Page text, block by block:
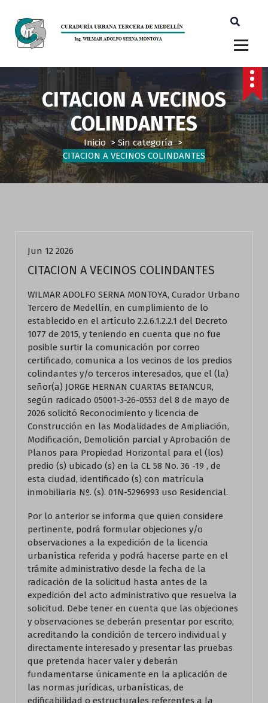
CITACION A VECINOS
COLINDANTES
Inicio>Sin categoría>
CITACION A VECINOS COLINDANTES
Jun 12 2026
CITACION A VECINOS COLINDANTES
WILMAR ADOLFO SERNA MONTOYA, Curador Urbano
Tercero de Medellín, en cumplimiento de lo
establecido en el artículo 2.2.6.1.2.2.1 del Decreto
1077 de 2015, y teniendo en cuenta que no fue
posible surtir la comunicación por correo
certificado, comunica a los vecinos de los predios
colindantes y/o terceros interesados, que el (la)
señor(a) JORGE HERNAN CUARTAS BETANCUR,
según radicado 05001-3-26-0553 del 8 de mayo de
2026 solicitó Reconocimiento y licencia de
Construcción en las Modalidades de Ampliación,
Modificación, Demolición parcial y Aprobación de
Planos para Propiedad Horizontal para el (los)
predio (s) ubicado (s) en la CL 58 No. 36 -19 , de
esta ciudad, identificado (s) con matrícula
inmobiliaria Nº. (s). 01N-5296993 uso Residencial.
Por lo anterior se informa que quien considere
pertinente, podrá formular objeciones y/o
observaciones a la expedición de la licencia
urbanística referida y podrá hacerse parte en el
trámite administrativo desde la fecha de la
radicación de la solicitud hasta antes de la
expedición del acto administrativo que resuelva la
solicitud. Debe tener en cuenta que las objeciones
y observaciones se deberán presentar por escrito,
acreditando la condición de tercero individual y
directamente interesado y presentar las pruebas
que pretenda hacer valer y deberán
fundamentarse únicamente en la aplicación de
las normas jurídicas, urbanísticas, de
edificabilidad o estructurales referentes a la